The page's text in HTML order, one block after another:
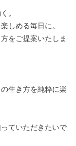
。
しめる毎日に。
をご提案いたしま
生き方を純粋に楽
ていただきたいで